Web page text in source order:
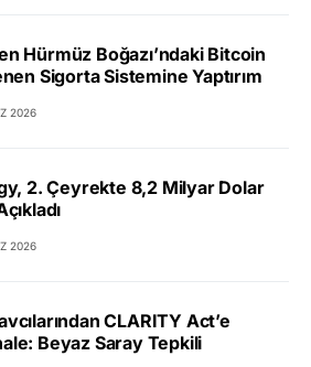
Hürmüz Boğazı’ndaki Bitcoin
Sigorta Sistemine Yaptırım
2026
2. Çeyrekte 8,2 Milyar Dolar
2026
CLARITY Act’e
Beyaz Saray Tepkili